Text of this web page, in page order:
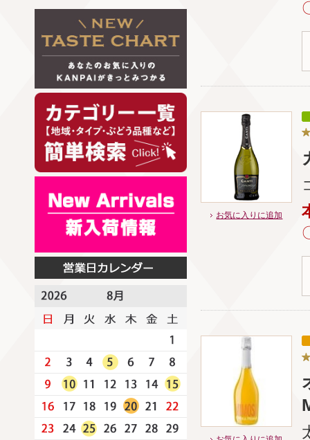
お気に入りに追加